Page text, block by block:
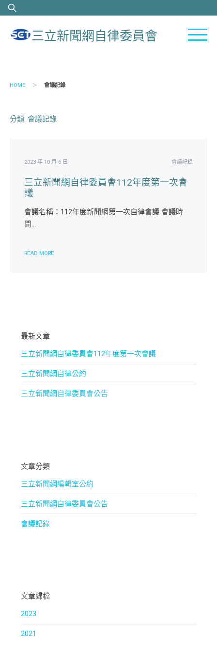
Skip
to
content
尋
三立新聞網自律委員會
HOME > 會議記錄
分類: 會議記錄
2023 年 10 月 6 日 會議記錄
三立新聞網自律委員會112年度第一次會
議
會議名稱：112年度新聞網第一次自律會議 會議時
間...
READ MORE
最新文章
三立新聞網自律委員會112年度第一次會議
三立新聞網自律公約
三立新聞網自律委員會公告
文章分類
三立新聞網編輯室公約
三立新聞網自律委員會公告
會議記錄
文章歸檔
2023
2021